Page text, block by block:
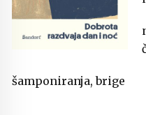
šamponiranja, brige